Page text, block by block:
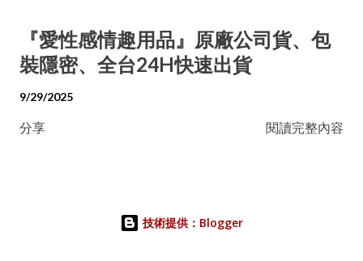
『愛性感情趣用品』原廠公司貨、包
裝隱密、全台24H快速出貨
9/29/2025
分享 閱讀完整內容
技術提供：Blogger